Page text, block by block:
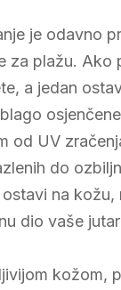
je odavno
za plažu. Ako
a jedan
od UV
do
na kožu,
dio vaše
kožom,